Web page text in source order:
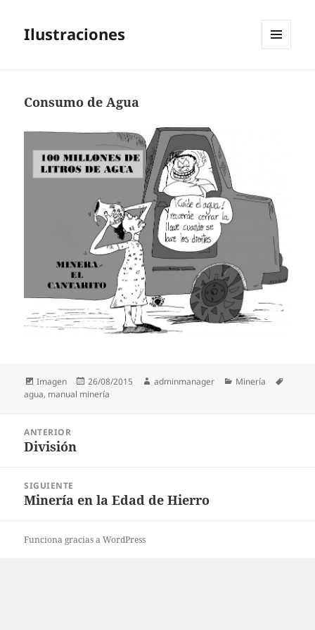
Ilustraciones
Consumo de Agua
Formato
Imagen
Publicado
el
26/08/2015 Autor
adminmanager Categorías
Minería
agua, manual minería
entradas
ANTERIOR
Entrada
División
SIGUIENTE
Entrada
Minería en la Edad de Hierro
Funciona gracias a WordPress